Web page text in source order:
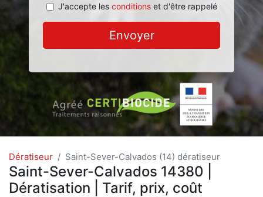
J'accepte les conditionset d'être rappelé
Envoyer
Dératiseur Saint-Sever-Calvados (14) dératiseur
Saint-Sever-Calvados 14380 |
Dératisation | Tarif, prix, coût